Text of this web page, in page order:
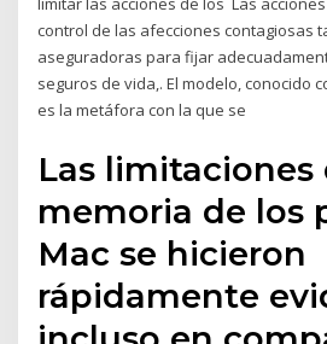
control de las afecciones contagiosas
aseguradoras para fijar
seguros de vida,. El modelo, conocido
es la metáfora con la que se
Las limitaciones
memoria de los
Mac se hicieron
rápidamente